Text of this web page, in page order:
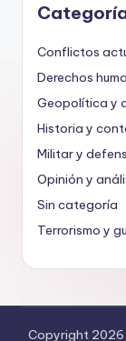
Conflictos
Derechos
Geopolítica y
Historia y
Militar y
Opinión y
Sin categoría
Terrorismo y
Copyright